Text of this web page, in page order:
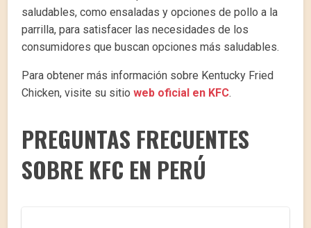
saludables, como ensaladas y opciones de pollo a la
parrilla, para satisfacer las necesidades de los
consumidores que buscan opciones más saludables.
Para obtener más información sobre Kentucky Fried
Chicken, visite su sitioweb oficial en KFC.
PREGUNTAS FRECUENTES
SOBRE KFC EN PERÚ